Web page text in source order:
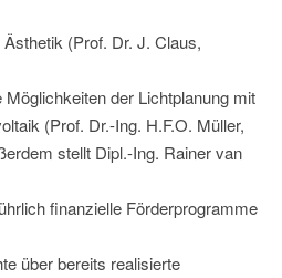
(Prof. Dr. J. Claus,
der Lichtplanung mit
(Prof. Dr.-Ing. H.F.O. Müller,
stellt Dipl.-Ing. Rainer van
finanzielle Förderprogramme
über bereits realisierte